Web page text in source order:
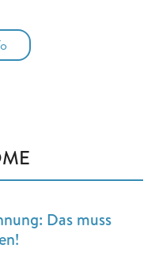
Das muss